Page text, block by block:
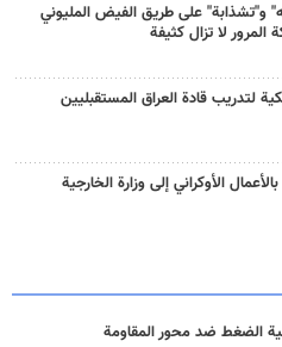
و"تشذابة" على طريق الفيض المليوني
المرور لا تزال كثيفة
لتدريب قادة العراق المستقبليين
الأوكراني إلى وزارة الخارجية
الضغط ضد محور المقاومة